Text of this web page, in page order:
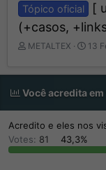
Tópico oficial
[
(+casos,
I
i
a
r
METALTEX
D
d
e
í
13
Você acredita
Acredito e eles nos
Votes: 81 43,3%